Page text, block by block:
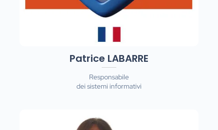
Patrice LABARRE
Responsabile
dei sistemi informativi